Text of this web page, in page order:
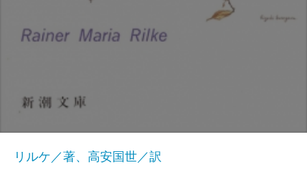
リルケ／著、高安国世／訳